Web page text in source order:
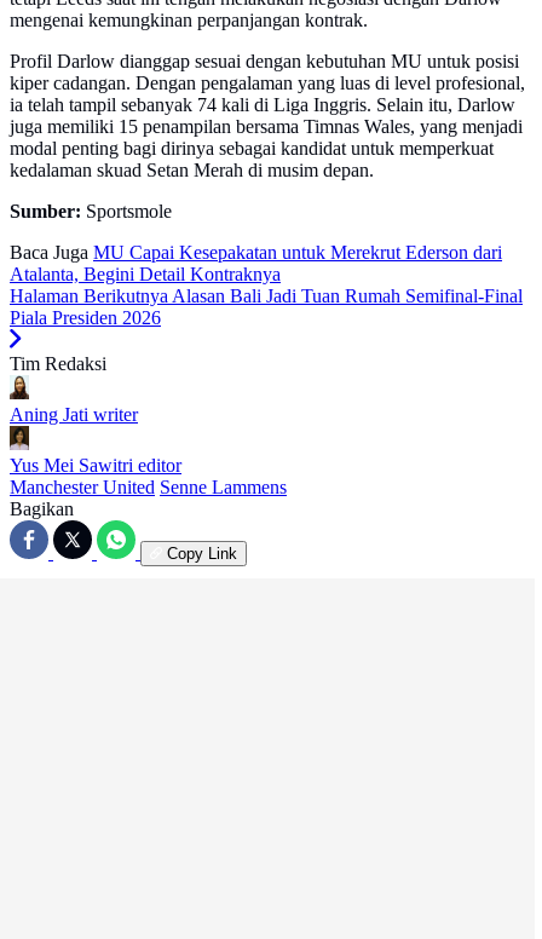
mengenai kemungkinan perpanjangan kontrak.
Profil Darlow dianggap sesuai dengan kebutuhan MU untuk posisi
kiper cadangan. Dengan pengalaman yang luas di level profesional,
ia telah tampil sebanyak 74 kali di Liga Inggris. Selain itu, Darlow
juga memiliki 15 penampilan bersama Timnas Wales, yang menjadi
modal penting bagi dirinya sebagai kandidat untuk memperkuat
kedalaman skuad Setan Merah di musim depan.
Sumber: Sportsmole
Baca Juga MU Capai Kesepakatan untuk Merekrut Ederson dari
Atalanta, Begini Detail Kontraknya
Halaman Berikutnya Alasan Bali Jadi Tuan Rumah Semifinal-Final
Piala Presiden 2026
Tim Redaksi
Aning Jati writer
Yus Mei Sawitri editor
Manchester United Senne Lammens
Bagikan
Copy Link